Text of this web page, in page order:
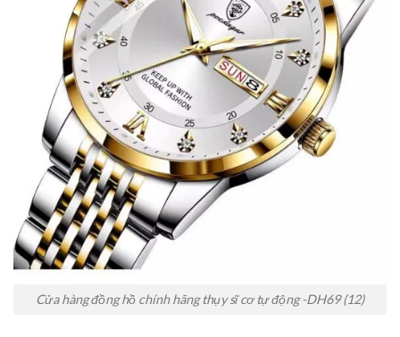
Cửa hàng đồng hồ chính hãng thụy sĩ cơ tự động -DH69 (12)